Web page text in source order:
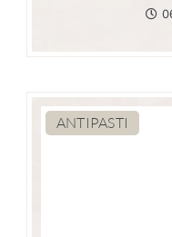
ANTIPASTI